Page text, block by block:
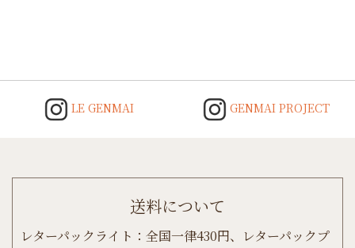
LE GENMAI GENMAI PROJECT
送料について
レターパックライト：全国一律430円、レターパックプ